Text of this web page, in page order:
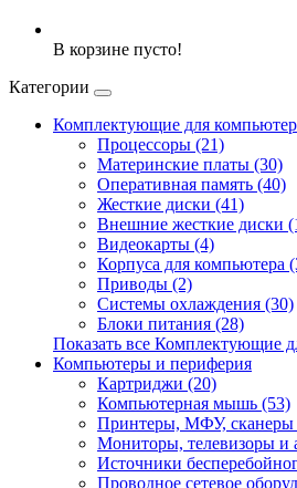
В корзине пусто!
Категории
Комплектующие для
Процессоры (21)
Материнские платы (30)
Оперативная память (40)
Жесткие диски (41)
Внешние жесткие диски
Видеокарты (4)
Корпуса для компьютера
Приводы (2)
Системы охлаждения (30)
Блоки питания (28)
Показать все Комплектующие
Компьютеры и периферия
Картриджи (20)
Компьютерная мышь (53)
Принтеры, МФУ, сканеры
Мониторы, телевизоры и
Источники
Проводное сетевое